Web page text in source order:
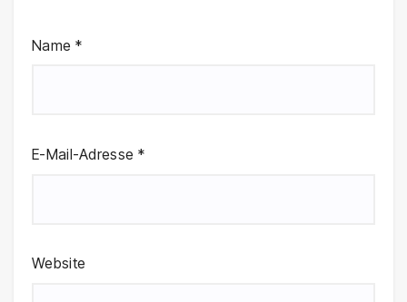
Name *
E-Mail-Adresse *
Website